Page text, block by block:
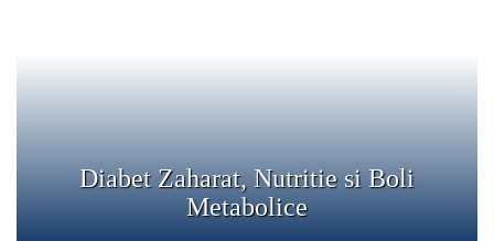
Diabet Zaharat, Nutritie si Boli
Metabolice